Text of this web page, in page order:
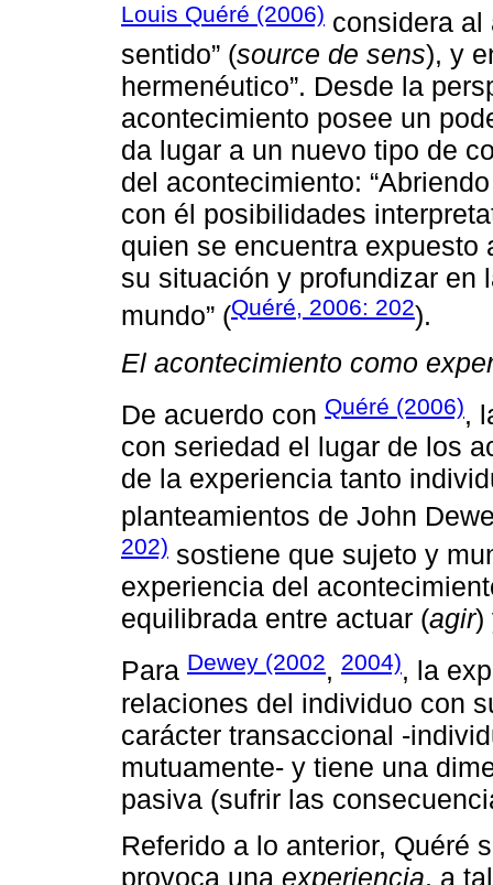
Louis Quéré (2006) considera al
sentido” (source de sens), y
hermenéutico”. Desde la
acontecimiento posee un
da lugar a un nuevo tipo de
del acontecimiento:
con él posibilidades
quien se encuentra
su situación y profundizar en
mundo” (Quéré, 2006: 202).
El acontecimiento como
De acuerdo con Quéré (2006),
con seriedad el lugar de los
de la experiencia tanto
planteamientos de John
202) sostiene que sujeto y
experiencia del
equilibrada entre actuar (agir)
Para Dewey (2002, 2004), la
relaciones del individuo con
carácter transaccional -
mutuamente- y tiene una
pasiva (sufrir las
Referido a lo anterior, Quéré
provoca una experiencia, a